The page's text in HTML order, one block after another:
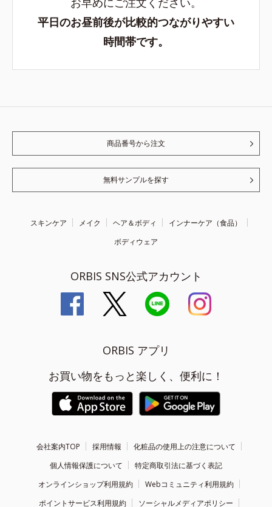
平日のお昼前後が比較的つながりやすい
時間帯です。
商品番号から注文
無料サンプルを探す
スキンケア メイク ヘア＆ボディ
インナーケア（食品）
ボディウェア
ORBIS SNS公式アカウント
ORBIS アプリ
お買い物をもっと楽しく、便利に！
会社案内TOP 採用情報
化粧品の使用上の注意について
個人情報保護について
特定商取引法に基づく表記
オンラインショップ利用規約
Webコミュニティ利用規約
ポイントサービス利用規約
ソーシャルメディアポリシー